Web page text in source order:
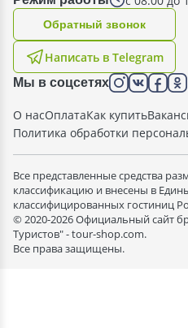
Написать в Telegram
Oбратный звонок
Мы в соцсетях
О насОплатаКак купить
Политика обработки
Все представленные средства
классификацию и внесены в
классифицированных гостиниц
© 2020-2026 Официальный сайт
Туристов" - tour-shop.com.
Все права защищены.